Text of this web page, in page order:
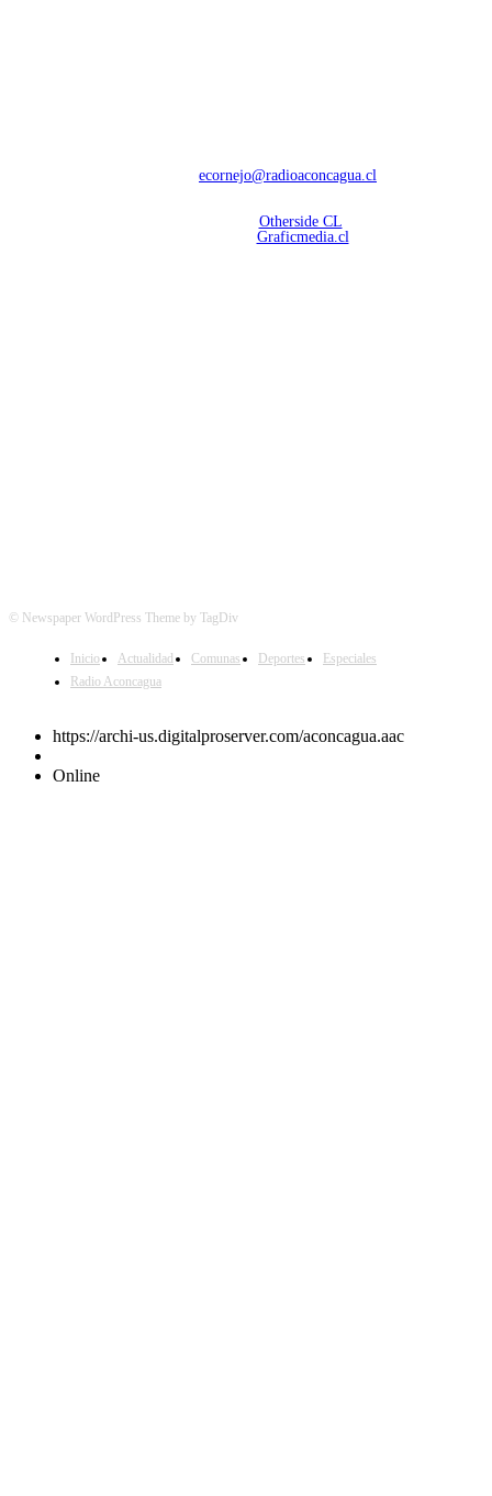
ecornejo@radioaconcagua.cl
Otherside CL
Graficmedia.cl
© Newspaper WordPress Theme by TagDiv
Inicio Actualidad Comunas Deportes
Especiales
Radio Aconcagua
https://archi-us.digitalproserver.com/aconcagua.aac
Online